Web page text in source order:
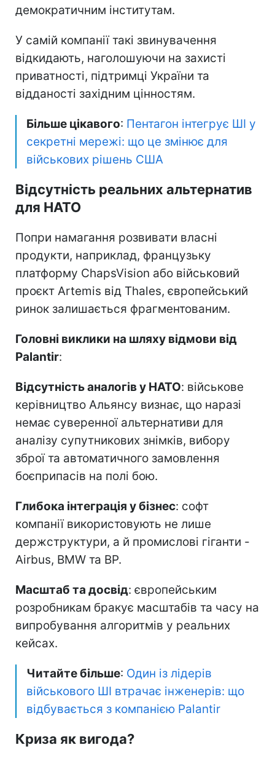
демократичним інститутам.
У самій компанії такі звинувачення
відкидають, наголошуючи на захисті
приватності, підтримці України та
відданості західним цінностям.
Більше цікавого: Пентагон інтегрує ШІ у
секретні мережі: що це змінює для
військових рішень США
Відсутність реальних альтернатив
для НАТО
Попри намагання розвивати власні
продукти, наприклад, французьку
платформу ChapsVision або військовий
проєкт Artemis від Thales, європейський
ринок залишається фрагментованим.
Головні виклики на шляху відмови від
Palantir:
Відсутність аналогів у НАТО: військове
керівництво Альянсу визнає, що наразі
немає суверенної альтернативи для
аналізу супутникових знімків, вибору
зброї та автоматичного замовлення
боєприпасів на полі бою.
Глибока інтеграція у бізнес: софт
компанії використовують не лише
держструктури, а й промислові гіганти -
Airbus, BMW та BP.
Масштаб та досвід: європейським
розробникам бракує масштабів та часу на
випробування алгоритмів у реальних
кейсах.
Читайте більше: Один із лідерів
військового ШІ втрачає інженерів: що
відбувається з компанією Palantir
Криза як вигода?